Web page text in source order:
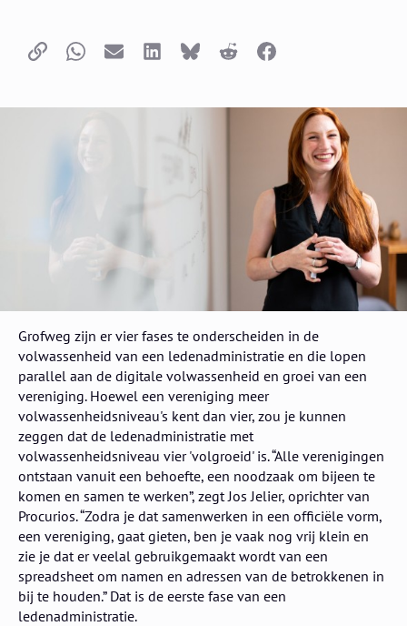
Kopieer linkWhatsappE-mailLinkedInBlueskyReddit Facebook
Grofweg zijn er vier fases te onderscheiden in de
volwassenheid van een ledenadministratie en die lopen
parallel aan de digitale volwassenheid en groei van een
vereniging. Hoewel een vereniging meer
volwassenheidsniveau's kent dan vier, zou je kunnen
zeggen dat de ledenadministratie met
volwassenheidsniveau vier 'volgroeid' is. “Alle verenigingen
ontstaan vanuit een behoefte, een noodzaak om bijeen te
komen en samen te werken”, zegt Jos Jelier, oprichter van
Procurios. “Zodra je dat samenwerken in een officiële vorm,
een vereniging, gaat gieten, ben je vaak nog vrij klein en
zie je dat er veelal gebruikgemaakt wordt van een
spreadsheet om namen en adressen van de betrokkenen in
bij te houden.” Dat is de eerste fase van een
ledenadministratie.